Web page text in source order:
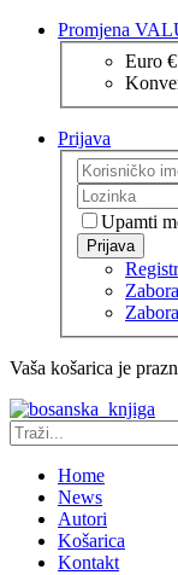
Promjena
Euro €
Prijava
Upamti
Prijava
Vaša košarica je
Home
News
Autori
Košarica
Kontakt